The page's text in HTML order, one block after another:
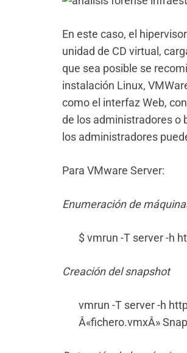
En este caso, el
unidad de CD virtual,
que sea posible se
instalación Linux,
como el interfaz Web,
de los administradores o
los administradores
Para VMware Server:
Enumeración de
$ vmrun -T server -h
Creación del snapshot
vmrun -T server -h
Â«fichero.vmxÂ»